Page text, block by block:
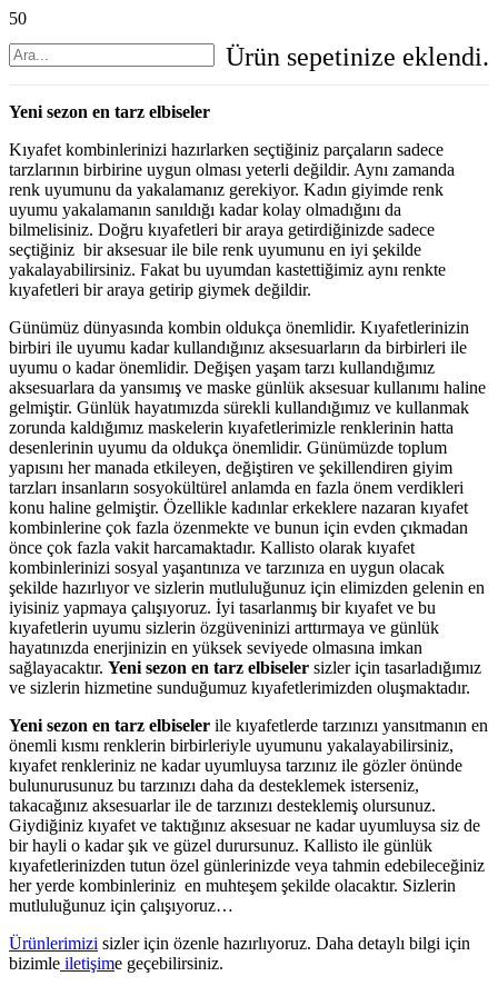
Ürün sepetinize eklendi.
Yeni sezon en tarz elbiseler
Kıyafet kombinlerinizi hazırlarken seçtiğiniz parçaların sadece
tarzlarının birbirine uygun olması yeterli değildir. Aynı zamanda
renk uyumunu da yakalamanız gerekiyor. Kadın giyimde renk
uyumu yakalamanın sanıldığı kadar kolay olmadığını da
bilmelisiniz. Doğru kıyafetleri bir araya getirdiğinizde sadece
seçtiğiniz bir aksesuar ile bile renk uyumunu en iyi şekilde
yakalayabilirsiniz. Fakat bu uyumdan kastettiğimiz aynı renkte
kıyafetleri bir araya getirip giymek değildir.
Günümüz dünyasında kombin oldukça önemlidir. Kıyafetlerinizin
birbiri ile uyumu kadar kullandığınız aksesuarların da birbirleri ile
uyumu o kadar önemlidir. Değişen yaşam tarzı kullandığımız
aksesuarlara da yansımış ve maske günlük aksesuar kullanımı haline
gelmiştir. Günlük hayatımızda sürekli kullandığımız ve kullanmak
zorunda kaldığımız maskelerin kıyafetlerimizle renklerinin hatta
desenlerinin uyumu da oldukça önemlidir. Günümüzde toplum
yapısını her manada etkileyen, değiştiren ve şekillendiren giyim
tarzları insanların sosyokültürel anlamda en fazla önem verdikleri
konu haline gelmiştir. Özellikle kadınlar erkeklere nazaran kıyafet
kombinlerine çok fazla özenmekte ve bunun için evden çıkmadan
önce çok fazla vakit harcamaktadır. Kallisto olarak kıyafet
kombinlerinizi sosyal yaşantınıza ve tarzınıza en uygun olacak
şekilde hazırlıyor ve sizlerin mutluluğunuz için elimizden gelenin en
iyisiniz yapmaya çalışıyoruz. İyi tasarlanmış bir kıyafet ve bu
kıyafetlerin uyumu sizlerin özgüveninizi arttırmaya ve günlük
hayatınızda enerjinizin en yüksek seviyede olmasına imkan
sağlayacaktır. Yeni sezon en tarz elbiseler sizler için tasarladığımız
ve sizlerin hizmetine sunduğumuz kıyafetlerimizden oluşmaktadır.
Yeni sezon en tarz elbiseler ile kıyafetlerde tarzınızı yansıtmanın en
önemli kısmı renklerin birbirleriyle uyumunu yakalayabilirsiniz,
kıyafet renkleriniz ne kadar uyumluysa tarzınız ile gözler önünde
bulunurusunuz bu tarzınızı daha da desteklemek isterseniz,
takacağınız aksesuarlar ile de tarzınızı desteklemiş olursunuz.
Giydiğiniz kıyafet ve taktığınız aksesuar ne kadar uyumluysa siz de
bir hayli o kadar şık ve güzel durursunuz. Kallisto ile günlük
kıyafetlerinizden tutun özel günlerinizde veya tahmin edebileceğiniz
her yerde kombinleriniz en muhteşem şekilde olacaktır. Sizlerin
mutluluğunuz için çalışıyoruz…
Ürünlerimizi sizler için özenle hazırlıyoruz. Daha detaylı bilgi için
bizimle iletişime geçebilirsiniz.